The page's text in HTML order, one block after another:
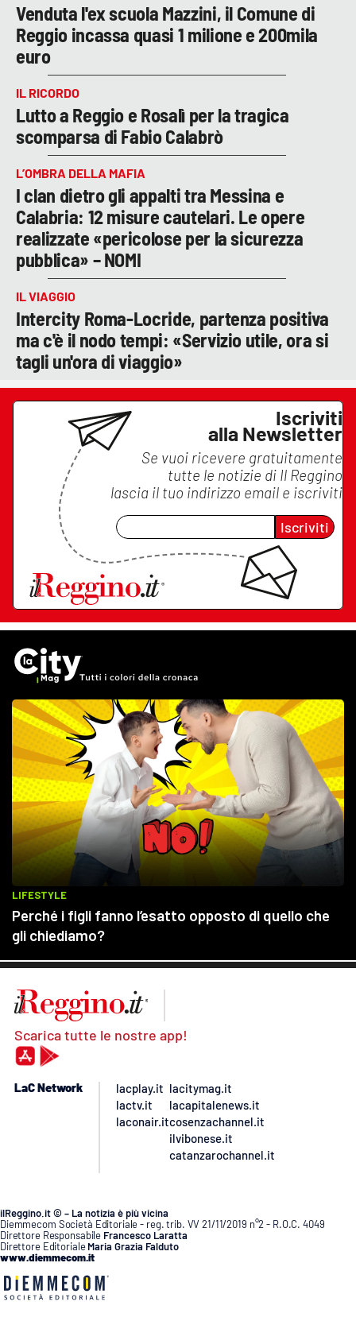
Venduta l'ex scuola Mazzini, il Comune di
Reggio incassa quasi 1 milione e 200mila
euro
IL RICORDO
Lutto a Reggio e Rosalì per la tragica
scomparsa di Fabio Calabrò
L’OMBRA DELLA MAFIA
I clan dietro gli appalti tra Messina e
Calabria: 12 misure cautelari. Le opere
realizzate «pericolose per la sicurezza
pubblica» – NOMI
IL VIAGGIO
Intercity Roma-Locride, partenza positiva
ma c'è il nodo tempi: «Servizio utile, ora si
tagli un'ora di viaggio»
Iscriviti
alla Newsletter
Se vuoi ricevere gratuitamente
tutte le notizie di Il Reggino
lascia il tuo indirizzo email e iscriviti
Iscriviti
Scarica tutte le nostre app!
LaC Network
lacplay.it
lactv.it
laconair.it
lacitymag.it
lacapitalenews.it
cosenzachannel.it
ilvibonese.it
catanzarochannel.it
ilReggino.it © – La notizia è più vicina
Diemmecom Società Editoriale - reg. trib. VV 21/11/2019 n°2 - R.O.C. 4049
Direttore Responsabile Francesco Laratta
Direttore Editoriale Maria Grazia Falduto
www.diemmecom.it